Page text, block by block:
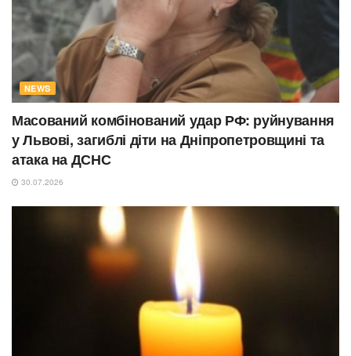
NEWS
Масований комбінований удар РФ: руйнування
у Львові, загиблі діти на Дніпропетровщині та
атака на ДСНС
30.07.2026